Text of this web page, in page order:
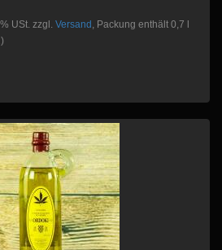
USt. zzgl. Versand , Packung enthält 0,7 l